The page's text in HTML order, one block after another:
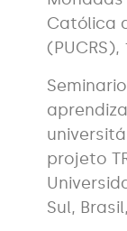
Católica
projeto
Sul,